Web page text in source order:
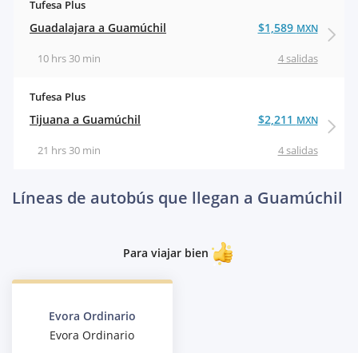
Tufesa Plus
Guadalajara a Guamúchil
4 salidas
10 hrs 30 min
$1,589 MXN
Tufesa Plus
Tijuana a Guamúchil
4 salidas
21 hrs 30 min
$2,211 MXN
Líneas de autobús que llegan a Guamúchil
Para viajar bien
Evora Ordinario
Evora Ordinario